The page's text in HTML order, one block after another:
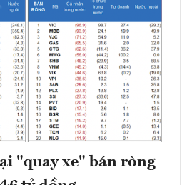
"quay xe" bán ròng